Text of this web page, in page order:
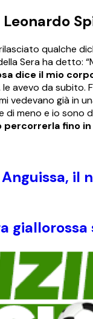
qualche
Sera ha detto:
dice il mio
avevo da
vedevano già in
di meno e io sono
fino in
il